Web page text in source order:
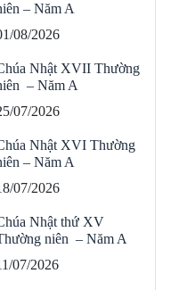
– Năm A
08/2026
Nhật XVII Thường
– Năm A
07/2026
Nhật XVI Thường
– Năm A
07/2026
Nhật thứ XV
niên – Năm A
07/2026